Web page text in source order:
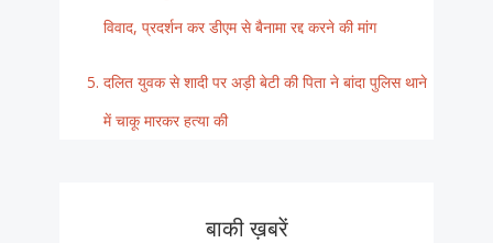
विवाद, प्रदर्शन कर डीएम से बैनामा रद्द करने की मांग
दलित युवक से शादी पर अड़ी बेटी की पिता ने बांदा पुलिस थाने
में चाकू मारकर हत्या की
बाकी ख़बरें